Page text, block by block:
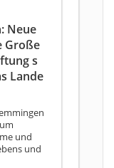
Neue
Große
s
Lande
und
und